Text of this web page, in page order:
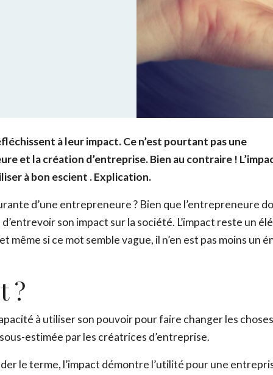
à leur impact. Ce n’est pourtant pas une
et la création d’entreprise. Bien au contraire !
à bon escient . Explication.
d’une entrepreneure ? Bien que l’entrepreneure
son impact sur la société. L’impact reste un
même si ce mot semble vague, il n’en est pas moins un
?
à utiliser son pouvoir pour faire changer les
estimée par les créatrices d’entreprise.
le terme, l’impact démontre l’utilité pour une